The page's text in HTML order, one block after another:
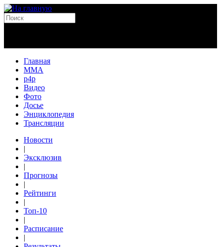
Главная
MMA
p4p
Видео
Фото
Досье
Энциклопедия
Трансляции
Новости
|
Эксклюзив
|
Прогнозы
|
Рейтинги
|
Топ-10
|
Расписание
|